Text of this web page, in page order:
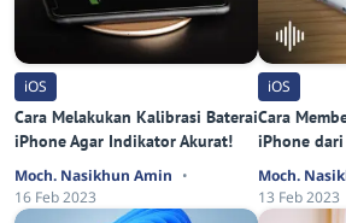
iOS
Cara Melakukan Kalibrasi Baterai
iPhone Agar Indikator Akurat!
Moch. Nasikhun Amin
16 Feb 2023
iOS
Cara
iPhone
Moch.
13 Feb 2023